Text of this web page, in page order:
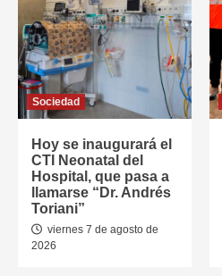
Sociedad
Hoy se inaugurará el
CTI Neonatal del
Hospital, que pasa a
llamarse “Dr. Andrés
Toriani”
viernes 7 de agosto de
2026